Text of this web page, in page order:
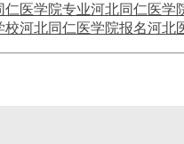
仁医学院专业河北同仁医学
校河北同仁医学院报名河北